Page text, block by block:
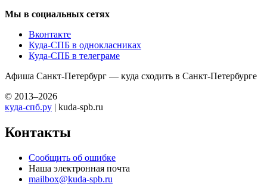
Мы в социальных сетях
Вконтакте
Куда-СПБ в однокласниках
Куда-СПБ в телеграме
Афиша Санкт-Петербург — куда сходить в Санкт-Петербурге
© 2013–2026
куда-спб.ру | kuda-spb.ru
Контакты
Сообщить об ошибке
Наша электронная почта
mailbox@kuda-spb.ru